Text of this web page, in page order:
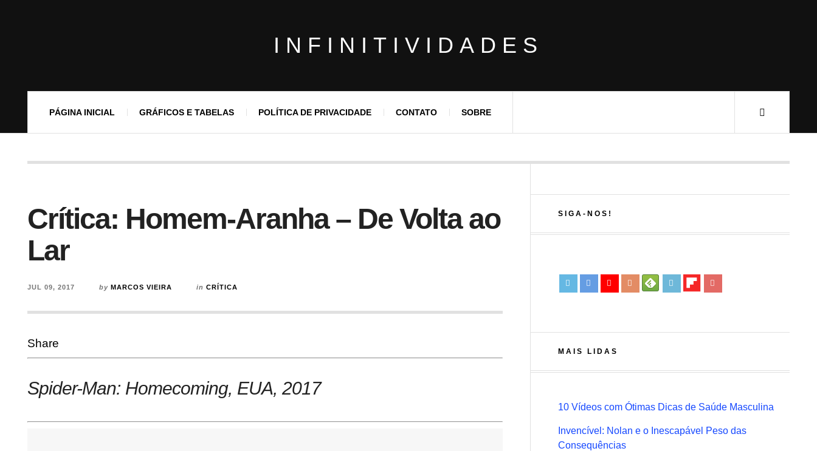
INFINITIVIDADES
PÁGINA INICIAL GRÁFICOS E TABELAS POLÍTICA DE PRIVACIDADE CONTATO SOBRE
Crítica: Homem-Aranha – De Volta ao
Lar
JUL 09, 2017 by MARCOS VIEIRA in CRÍTICA
Share
Spider-Man: Homecoming, EUA, 2017
SIGA-NOS!
MAIS LIDAS
10 Vídeos com Ótimas Dicas de Saúde Masculina
Invencível: Nolan e o Inescapável Peso das
Consequências